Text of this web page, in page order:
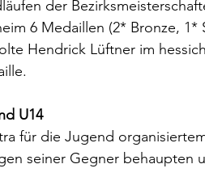
der
6 Medaillen (2* Bronze,
Hendrick Lüftner im
U14
für die Jugend
seiner Gegner behaupten